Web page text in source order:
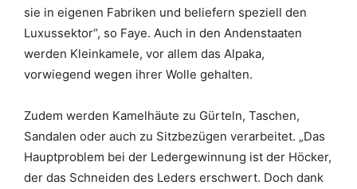
sie in eigenen Fabriken und beliefern speziell den
Luxussektor“, so Faye. Auch in den Andenstaaten
werden Kleinkamele, vor allem das Alpaka,
vorwiegend wegen ihrer Wolle gehalten.
Zudem werden Kamelhäute zu Gürteln, Taschen,
Sandalen oder auch zu Sitzbezügen verarbeitet. „Das
Hauptproblem bei der Ledergewinnung ist der Höcker,
der das Schneiden des Leders erschwert. Doch dank